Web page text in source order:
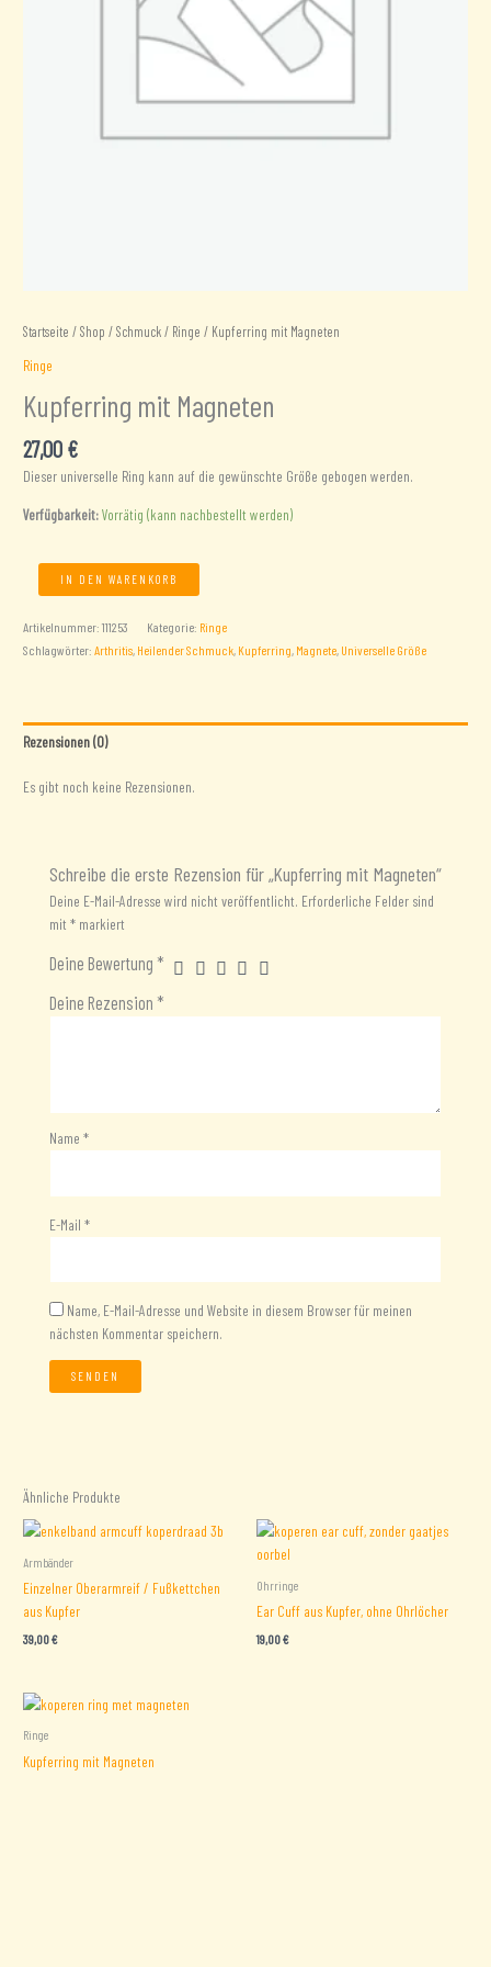
Startseite /Shop /Schmuck/ Ringe / Kupferring mit Magneten
Ringe
Kupferring mit Magneten
27,00 €
Dieser universelle Ring kann auf die gewünschte Größe gebogen werden.
Verfügbarkeit:Vorrätig (kann nachbestellt werden)
Kupferring
mit
Magneten
Menge
IN DEN WARENKORB
Artikelnummer:111253 Kategorie: Ringe
Schlagwörter:Arthritis, Heilender Schmuck, Kupferring, Magnete, Universelle Größe
Rezensionen (0)
Es gibt noch keine Rezensionen.
Schreibe die erste Rezension für „Kupferring mit Magneten“
Deine E-Mail-Adresse wird nicht veröffentlicht. Erforderliche Felder sind
mit *markiert
Deine Bewertung *
Deine Rezension *
Name *
E-Mail *
Name, E-Mail-Adresse und Website in diesem Browser für meinen
nächsten Kommentar speichern.
Ähnliche Produkte
Armbänder
Einzelner Oberarmreif / Fußkettchen
aus Kupfer
39,00€
Ohrringe
Ear Cuff aus Kupfer, ohne Ohrlöcher
19,00€
Ringe
Kupferring mit Magneten